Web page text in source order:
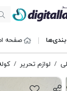
صفحه
لوازم تحریر